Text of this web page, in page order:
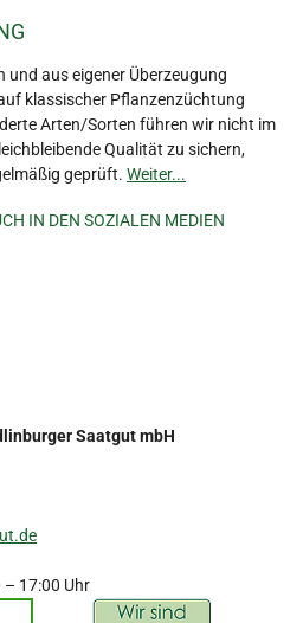
und aus eigener Überzeugung
klassischer Pflanzenzüchtung
Arten/Sorten führen wir nicht im
Qualität zu sichern,
geprüft. Weiter...
IN DEN SOZIALEN MEDIEN
Saatgut mbH
17:00 Uhr